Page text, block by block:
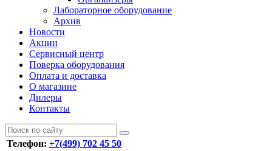
Лабораторное оборудование
Архив
Новости
Акции
Сервисный центр
Поверка оборудования
Оплата и доставка
О магазине
Дилеры
Контакты
Телефон: +7(499) 702 45 50